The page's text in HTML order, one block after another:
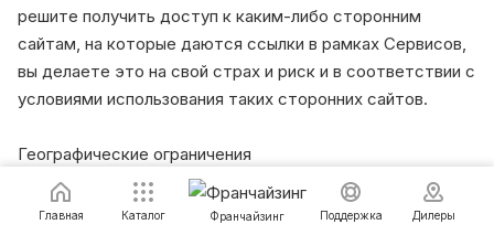
решите получить доступ к каким-либо сторонним
сайтам, на которые даются ссылки в рамках Сервисов,
вы делаете это на свой страх и риск и в соответствии с
условиями использования таких сторонних сайтов.
Географические ограничения
Наш головной офис находится в Московская область, г.
Главная Каталог Франчайзинг Поддержка Дилеры